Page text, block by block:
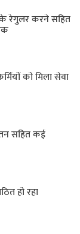
रेगुलर करने सहित
को मिला सेवा
सहित कई
हो रहा